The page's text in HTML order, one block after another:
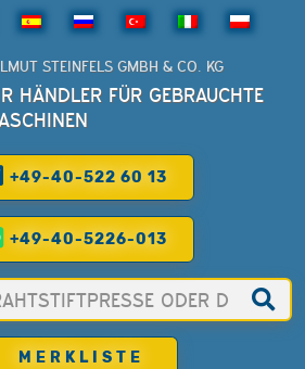
STEINFELS GMBH & CO. KG
HÄNDLER FÜR GEBRAUCHTE
+49-40-522 60 13
+49-40-5226-013
MERKLISTE